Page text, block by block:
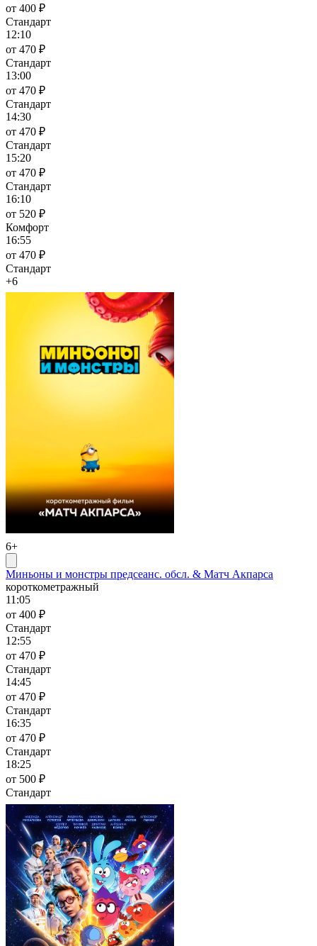
от 400 ₽
Стандарт
12:10
от 470 ₽
Стандарт
13:00
от 470 ₽
Стандарт
14:30
от 470 ₽
Стандарт
15:20
от 470 ₽
Стандарт
16:10
от 520 ₽
Комфорт
16:55
от 470 ₽
Стандарт
+6
6+
Миньоны и монстры предсеанс. обсл. & Матч Акпарса
короткометражный
11:05
от 400 ₽
Стандарт
12:55
от 470 ₽
Стандарт
14:45
от 470 ₽
Стандарт
16:35
от 470 ₽
Стандарт
18:25
от 500 ₽
Стандарт